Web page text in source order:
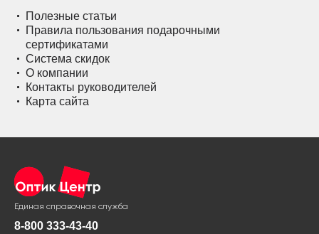
Полезные статьи
Правила пользования подарочными
сертификатами
Система скидок
О компании
Контакты руководителей
Карта сайта
Единая справочная служба
8-800 333-43-40